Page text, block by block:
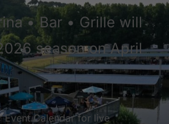
• Bar • Grille will
season on April
Event Calendar for live